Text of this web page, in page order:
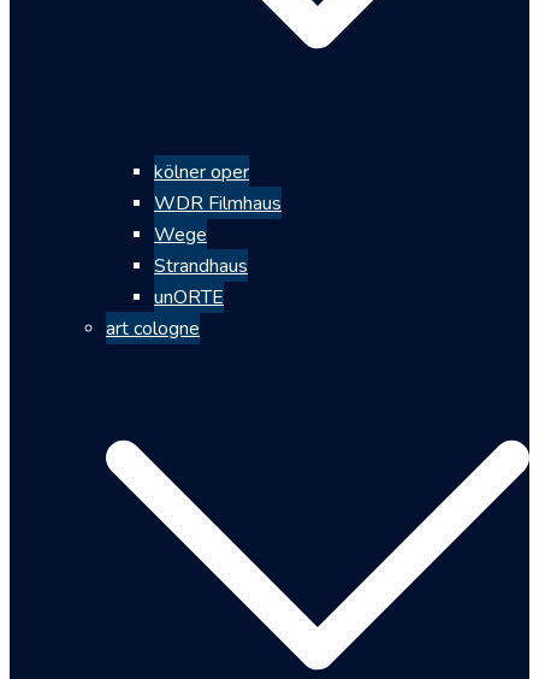
kölner oper
WDR Filmhaus
Wege
Strandhaus
unORTE
art cologne